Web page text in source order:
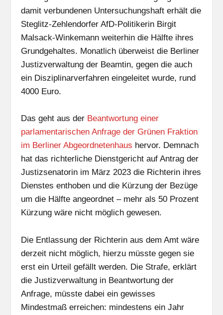
damit verbundenen Untersuchungshaft erhält die
Steglitz-Zehlendorfer AfD-Politikerin Birgit
Malsack-Winkemann weiterhin die Hälfte ihres
Grundgehaltes. Monatlich überweist die Berliner
Justizverwaltung der Beamtin, gegen die auch
ein Disziplinarverfahren eingeleitet wurde, rund
4000 Euro.
Das geht aus der Beantwortung einer
parlamentarischen Anfrage der Grünen Fraktion
im Berliner Abgeordnetenhaus hervor. Demnach
hat das richterliche Dienstgericht auf Antrag der
Justizsenatorin im März 2023 die Richterin ihres
Dienstes enthoben und die Kürzung der Bezüge
um die Hälfte angeordnet – mehr als 50 Prozent
Kürzung wäre nicht möglich gewesen.
Die Entlassung der Richterin aus dem Amt wäre
derzeit nicht möglich, hierzu müsste gegen sie
erst ein Urteil gefällt werden. Die Strafe, erklärt
die Justizverwaltung in Beantwortung der
Anfrage, müsste dabei ein gewisses
Mindestmaß erreichen: mindestens ein Jahr